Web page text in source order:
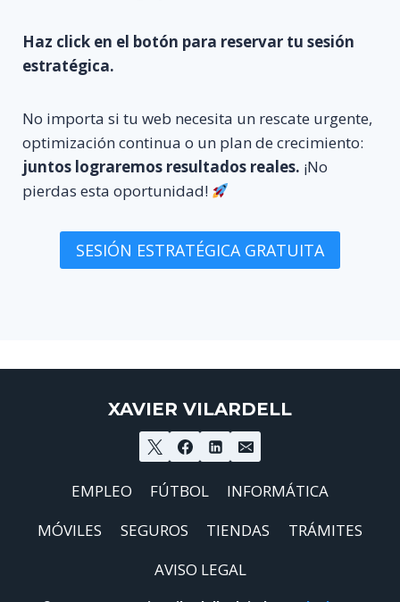
Haz click en el botón para reservar tu sesión
estratégica.
No importa si tu web necesita un rescate urgente,
optimización continua o un plan de crecimiento:
juntos lograremos resultados reales. ¡No
pierdas esta oportunidad!
SESIÓN ESTRATÉGICA GRATUITA
XAVIER VILARDELL
EMPLEO FÚTBOL
INFORMÁTICA
MÓVILES
SEGUROS TIENDAS
TRÁMITES
AVISO LEGAL